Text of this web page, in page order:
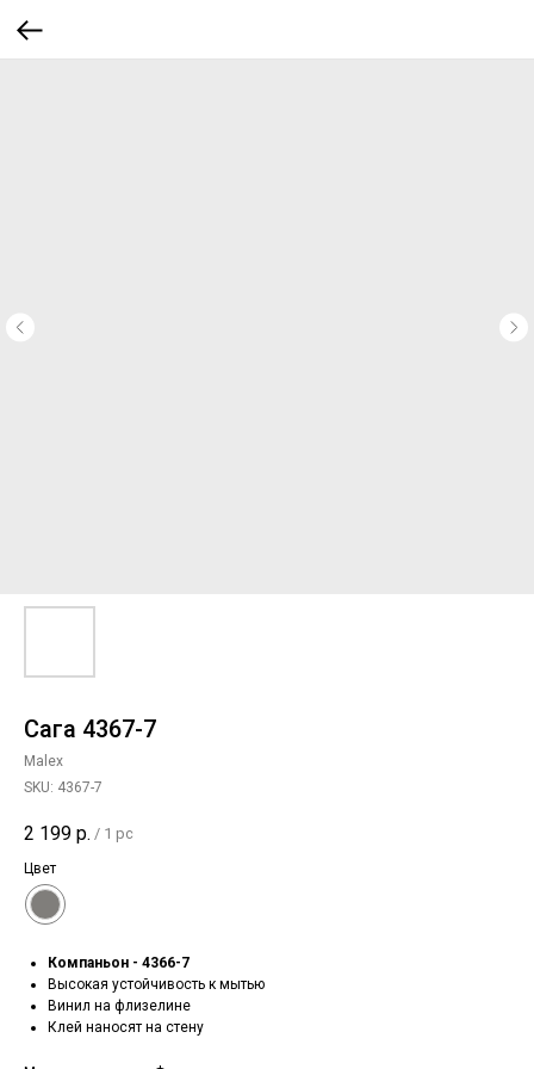
Сага 4367-7
Malex
SKU: 4367-7
2 199 р. / 1 pc
Цвет
Компаньон - 4366-7
Высокая устойчивость к мытью
Винил на флизелине
Клей наносят на стену